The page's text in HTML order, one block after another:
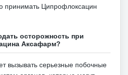
принимать Ципрофлоксацин
осторожность при
Аксафарм?
вызывать серьезные побочные